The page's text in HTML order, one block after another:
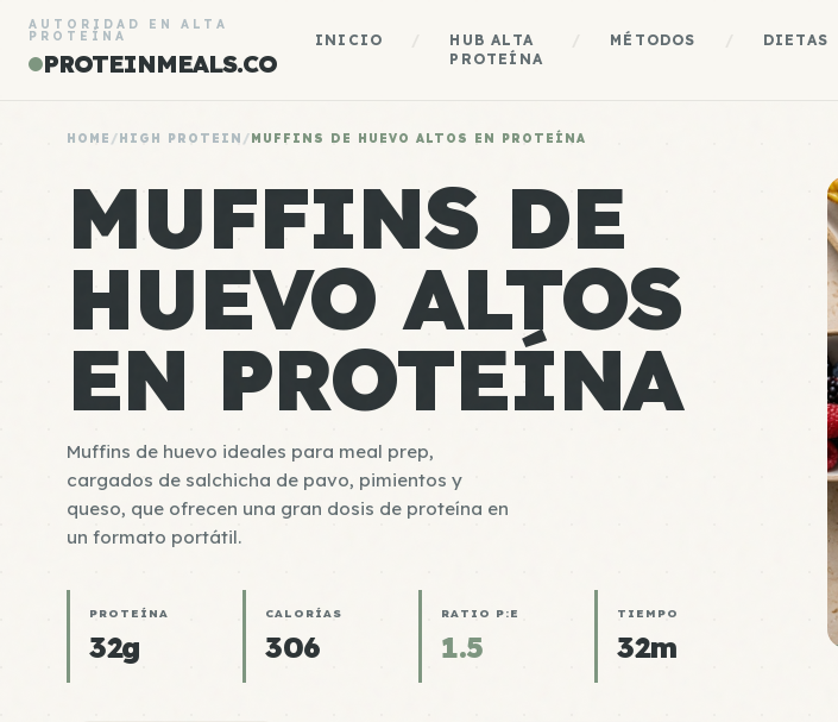
AUTORIDAD EN ALTA
PROTEÍNA
PROTEINMEALS.CO
INICIO
HUB ALTA
PROTEÍNA
MÉTODOS DIETAS
HOME /HIGH PROTEIN /MUFFINS DE HUEVO ALTOS EN PROTEÍNA
MUFFINS DE
HUEVO ALTOS
EN PROTEÍNA
Muffins de huevo ideales para meal prep,
cargados de salchicha de pavo, pimientos y
queso, que ofrecen una gran dosis de proteína en
un formato portátil.
PROTEÍNA
32g
CALORÍAS
306
RATIO P:E
1.5
TIEMPO
32m